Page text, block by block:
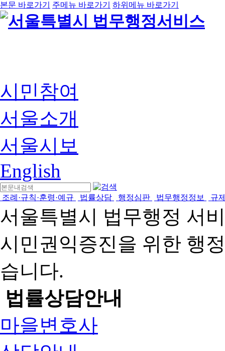
본문 바로가기 주메뉴 바로가기 하위메뉴 바로가기
시민참여
서울소개
서울시보
English
조례·규칙·훈령·예규 법률상담 행정심판 법무행정정보 규
서울특별시 법무행정 서
시민권익증진을 위한 행
습니다.
법률상담안내
마을변호사